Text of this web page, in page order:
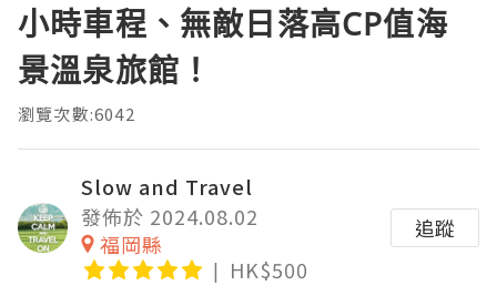
小時車程、無敵日落高CP值海
景溫泉旅館！
瀏覽次數:6042
Slow and Travel
發佈於 2024.08.02
福岡縣
HK$500
追蹤